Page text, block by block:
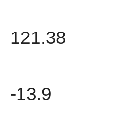
121.38
-13.9